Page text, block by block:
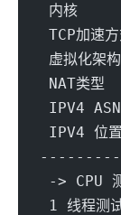
内核
TCP加
虚拟化
NAT类
IPV4
IPV4
-> CPU
1 线程